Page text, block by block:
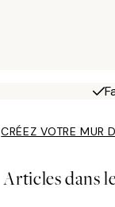
CRÉEZ VOTRE MUR
Articles dans